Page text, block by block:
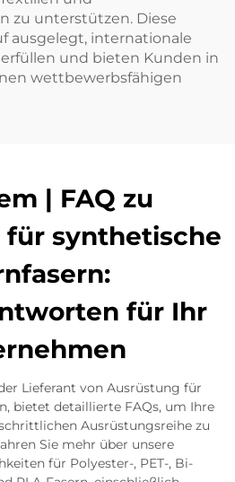
zu unterstützen. Diese
ausgelegt, internationale
und bieten Kunden in
wettbewerbsfähigen
| FAQ zu
synthetische
für Ihr
Lieferant von Ausrüstung für
bietet detaillierte FAQs, um Ihre
Ausrüstungsreihe zu
Sie mehr über unsere
für Polyester-, PET-, Bi-